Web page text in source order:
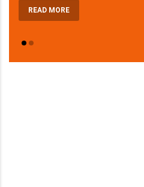
READ MORE